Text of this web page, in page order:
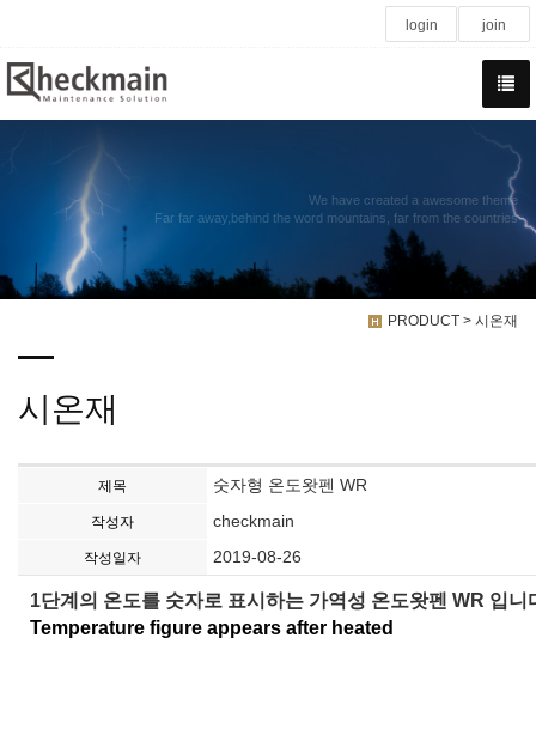
login join
We have created a awesome theme
Far far away,behind the word mountains, far from the countries
PRODUCT > 시온재
시온재
제목 숫자형 온도왓펜 WR
작성자 checkmain
작성일자 2019-08-26
1단계의 온도를 숫자로 표시하는 가역성 온도왓펜 WR 입니
Temperature figure appears after heated